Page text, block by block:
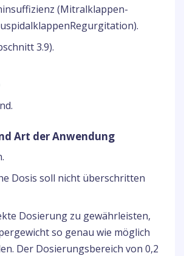
(Mitralklappen-
3.9).
Art der Anwendung
Dosis soll nicht überschritten
Dosierung zu gewährleisten,
so genau wie möglich
Der Dosierungsbereich von 0,2